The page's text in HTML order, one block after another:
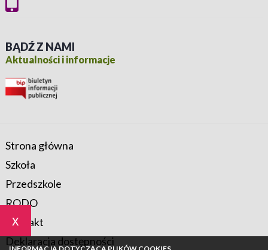
x
BĄDŹ Z NAMI
Aktualności i informacje
Strona główna
Szkoła
Przedszkole
RODO
Kontakt
Deklaracja dostępności